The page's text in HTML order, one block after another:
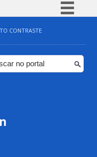
Simplifique!
Comunica BR
Participe
CONTRASTE